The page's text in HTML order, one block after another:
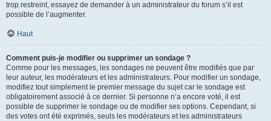
trop restreint, essayez de demander à un administrateur du forum s’il est
possible de l’augmenter.
Haut
Comment puis-je modifier ou supprimer un sondage ?
Comme pour les messages, les sondages ne peuvent être modifiés que par
leur auteur, les modérateurs et les administrateurs. Pour modifier un sondage,
modifiez tout simplement le premier message du sujet car le sondage est
obligatoirement associé à ce dernier. Si personne n’a encore voté, il est
possible de supprimer le sondage ou de modifier ses options. Cependant, si
des votes ont été exprimés, seuls les modérateurs et les administrateurs